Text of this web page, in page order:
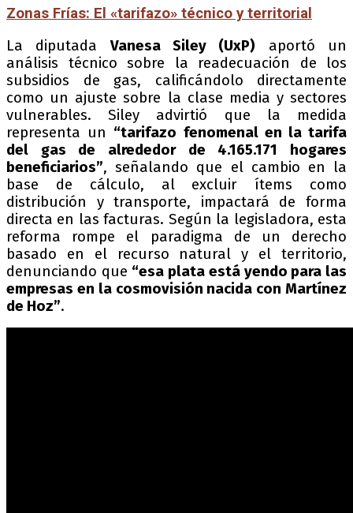
Zonas Frías: El «tarifazo» técnico y territorial
La diputadaVanesa Siley (UxP) aportó un
análisis técnico sobre la readecuación de los
subsidios de gas, calificándolo directamente
como un ajuste sobre la clase media y sectores
vulnerables. Siley advirtió que la medida
representa un “tarifazo fenomenal en la tarifa
del gas de alrededor de 4.165.171 hogares
beneficiarios”, señalando que el cambio en la
base de cálculo, al excluir ítems como
distribución y transporte, impactará de forma
directa en las facturas. Según la legisladora, esta
reforma rompe el paradigma de un derecho
basado en el recurso natural y el territorio,
denunciando que “esa plata está yendo para las
empresas en la cosmovisión nacida con Martínez
de Hoz”.